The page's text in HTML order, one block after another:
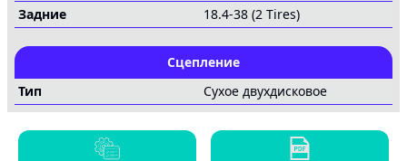
Задние
18.4-38 (2 Tires)
Сцепление
Тип
Сухое двухдисковое